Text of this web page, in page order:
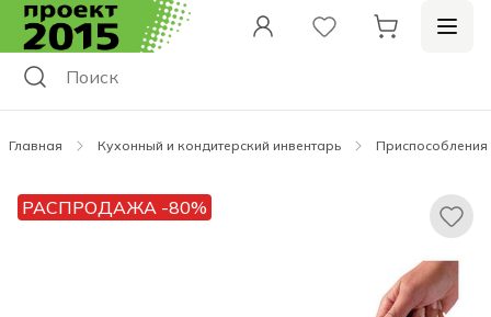
Главная Кухонный и кондитерский инвентарь
РАСПРОДАЖА -80%